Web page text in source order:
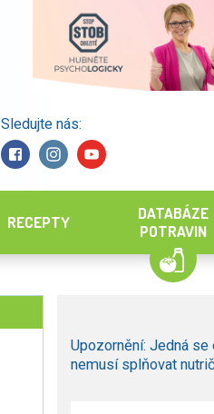
Sledujte nás:
RECEPTY
DATABÁZE
POTRAVIN
Upozornění: Jedná
nemusí splňovat